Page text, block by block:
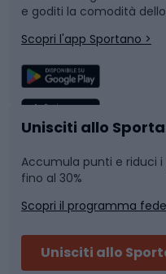
Corsa
Sport di squadra
Caschi da ciclismo
Skitouring
Snowboard
Camminata nordica
Nuoto
Pattinaggio
e goditi la comodità
Scopri l'app Sportano >
Unisciti allo
Accumula punti e riduci i
fino al 30%
Scopri il programma
Unisciti allo